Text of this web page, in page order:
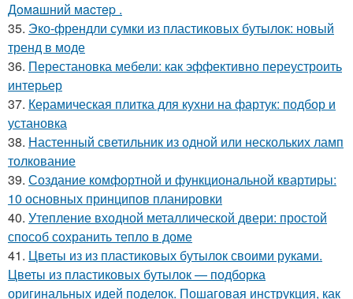
Дoмaшний мacтep .
35. Эко-френдли сумки из пластиковых бутылок: новый
тренд в моде
36. Перестановка мебели: как эффективно переустроить
интерьер
37. Керамическая плитка для кухни на фартук: подбор и
установка
38. Настенный светильник из одной или нескольких ламп
толкование
39. Создание комфортной и функциональной квартиры:
10 основных принципов планировки
40. Утепление входной металлической двери: простой
способ сохранить тепло в доме
41. Цветы из из пластиковых бутылок своими руками.
Цветы из пластиковых бутылок — подборка
оригинальных идей поделок. Пошаговая инструкция, как